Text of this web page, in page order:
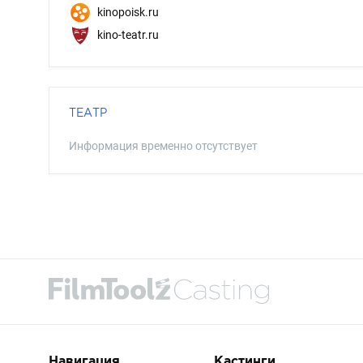
kinopoisk.ru
kino-teatr.ru
ТЕАТР
Информация временно отсутствует